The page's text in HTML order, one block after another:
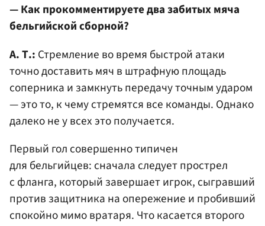
— Как прокомментируете два забитых мяча
бельгийской сборной?
А. Т.: Стремление во время быстрой атаки
точно доставить мяч в штрафную площадь
соперника и замкнуть передачу точным ударом
— это то, к чему стремятся все команды. Однако
далеко не у всех это получается.
Первый гол совершенно типичен
для бельгийцев: сначала следует прострел
с фланга, который завершает игрок, сыгравший
против защитника на опережение и пробивший
спокойно мимо вратаря. Что касается второго